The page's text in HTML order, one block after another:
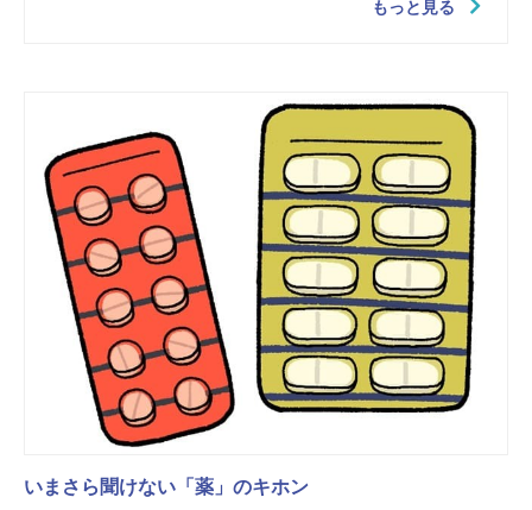
もっと見る
いまさら聞けない「薬」のキホン